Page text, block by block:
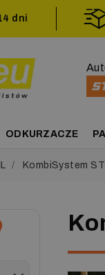
dni
ODKURZACZE
KombiSystem